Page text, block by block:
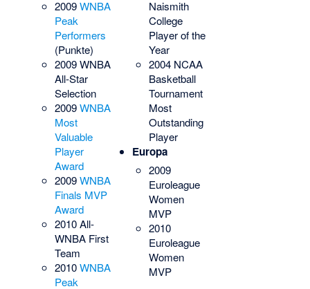
2009WNBA
Peak
Performers
(Punkte)
2009 WNBA
All-Star
Selection
2009WNBA
Most
Valuable
Player
Award
2009WNBA
Finals MVP
Award
2010 All-
WNBA First
Team
2010WNBA
Peak
Naismith
College
Player of the
Year
2004 NCAA
Basketball
Tournament
Most
Outstanding
Player
Europa
2009
Euroleague
Women
MVP
2010
Euroleague
Women
MVP